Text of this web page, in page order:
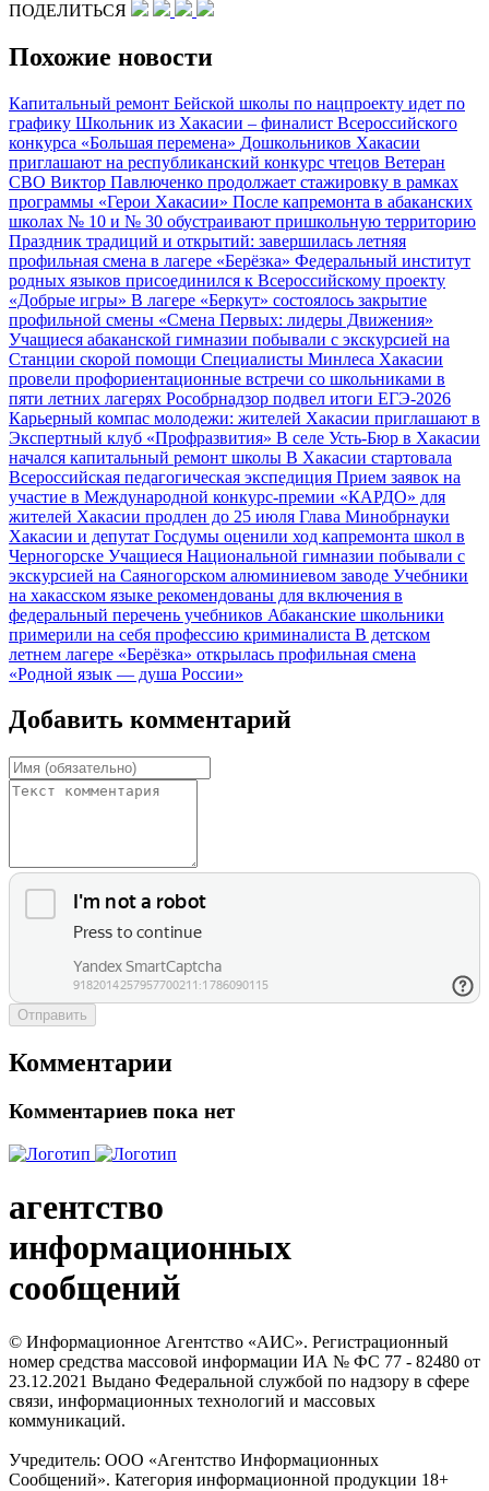
ПОДЕЛИТЬСЯ
Похожие новости
Капитальный ремонт Бейской школы по нацпроекту идет по
графику Школьник из Хакасии – финалист Всероссийского
конкурса «Большая перемена» Дошкольников Хакасии
приглашают на республиканский конкурс чтецов Ветеран
СВО Виктор Павлюченко продолжает стажировку в рамках
программы «Герои Хакасии» После капремонта в абаканских
школах № 10 и № 30 обустраивают пришкольную территорию
Праздник традиций и открытий: завершилась летняя
профильная смена в лагере «Берёзка» Федеральный институт
родных языков присоединился к Всероссийскому проекту
«Добрые игры» В лагере «Беркут» состоялось закрытие
профильной смены «Смена Первых: лидеры Движения»
Учащиеся абаканской гимназии побывали с экскурсией на
Станции скорой помощи Специалисты Минлеса Хакасии
провели профориентационные встречи со школьниками в
пяти летних лагерях Рособрнадзор подвел итоги ЕГЭ‑2026
Карьерный компас молодежи: жителей Хакасии приглашают в
Экспертный клуб «Профразвития» В селе Усть‑Бюр в Хакасии
начался капитальный ремонт школы В Хакасии стартовала
Всероссийская педагогическая экспедиция Прием заявок на
участие в Международной конкурс-премии «КАРДО» для
жителей Хакасии продлен до 25 июля Глава Минобрнауки
Хакасии и депутат Госдумы оценили ход капремонта школ в
Черногорске Учащиеся Национальной гимназии побывали с
экскурсией на Саяногорском алюминиевом заводе Учебники
на хакасском языке рекомендованы для включения в
федеральный перечень учебников Абаканские школьники
примерили на себя профессию криминалиста В детском
летнем лагере «Берёзка» открылась профильная смена
«Родной язык — душа России»
Добавить комментарий
Отправить
Комментарии
Комментариев пока нет
агентство
информационных
сообщений
© Информационное Агентство «АИС». Регистрационный
номер средства массовой информации ИА № ФС 77 - 82480 от
23.12.2021 Выдано Федеральной службой по надзору в сфере
связи, информационных технологий и массовых
коммуникаций.
Учредитель: ООО «Агентство Информационных
Сообщений». Категория информационной продукции 18+